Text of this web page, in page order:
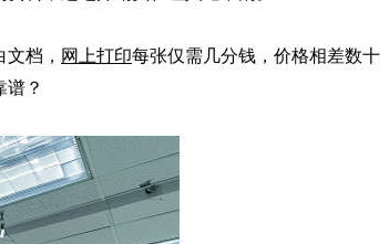
档， 网上打印每张仅需几分钱，价格相差数十
谱？